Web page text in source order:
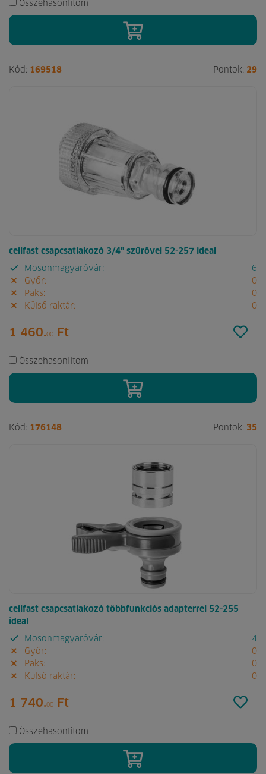
Összehasonlítom
Kód: 169518 Pontok: 29
cellfast csapcsatlakozó 3/4" szűrővel 52-257 ideal
Mosonmagyaróvár:
6
Győr:
0
Paks:
0
Külső raktár:
0
1 460.00 Ft
Összehasonlítom
Kód: 176148 Pontok: 35
cellfast csapcsatlakozó többfunkciós adapterrel 52-255
ideal
Mosonmagyaróvár:
4
Győr:
0
Paks:
0
Külső raktár:
0
1 740.00 Ft
Összehasonlítom